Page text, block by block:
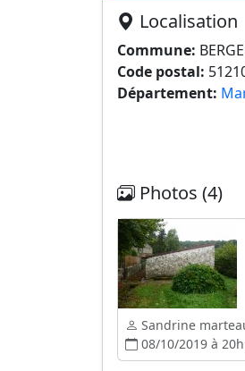
Localisation
Commune:
Code postal:
Département:
Photos (4)
Sandrine
08/10/2019 à